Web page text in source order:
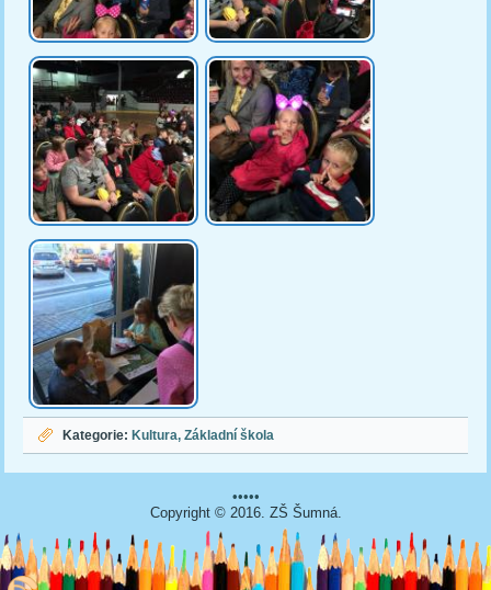
Kategorie:Kultura Základní škola
•••••
Copyright © 2016. ZŠ Šumná.